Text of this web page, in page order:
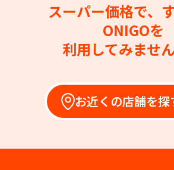
スーパー価格で、
ONIGOを
利用してみませ
お近くの店舗を探